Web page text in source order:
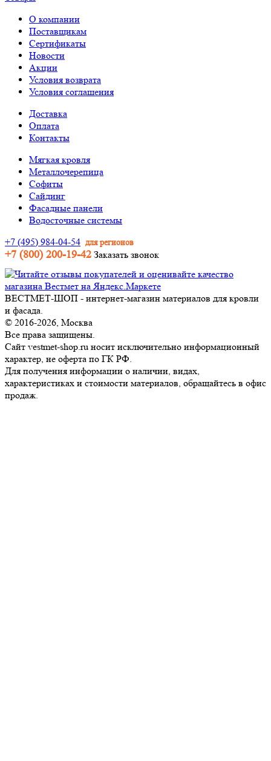
О компании
Поставщикам
Сертификаты
Новости
Акции
Условия возврата
Условия соглашения
Доставка
Оплата
Контакты
Мягкая кровля
Металлочерепица
Софиты
Сайдинг
Фасадные панели
Водосточные системы
+7 (495) 984-04-54 для регионов
+7 (800) 200-19-42 Заказать звонок
ВЕСТМЕТ-ШОП - интернет-магазин материалов для кровли
и фасада.
© 2016-2026, Москва
Все права защищены.
Сайт vestmet-shop.ru носит исключительно информационный
характер, не оферта по ГК РФ.
Для получения информации о наличии, видах,
характеристиках и стоимости материалов, обращайтесь в офис
продаж.